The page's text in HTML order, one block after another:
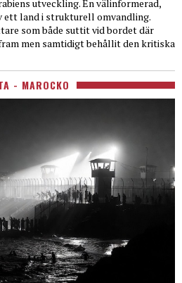
utveckling. En välinformerad,
ett land i strukturell omvandling.
som både suttit vid bordet där
men samtidigt behållit den kritiska
- MAROCKO